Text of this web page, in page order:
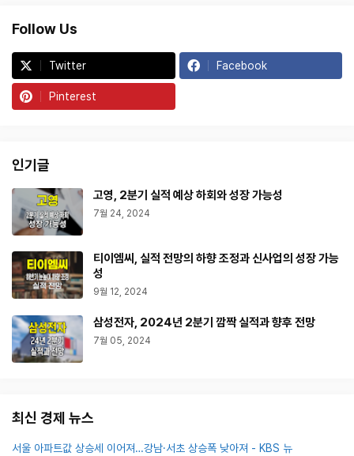
Follow Us
Twitter Facebook
Pinterest
인기글
고영, 2분기 실적 예상 하회와 성장 가능성
7월 24, 2024
티이엠씨, 실적 전망의 하향 조정과 신사업의 성장 가능
성
9월 12, 2024
삼성전자, 2024년 2분기 깜짝 실적과 향후 전망
7월 05, 2024
최신 경제 뉴스
서울 아파트값 상승세 이어져…강남·서초 상승폭 낮아져 - KBS 뉴